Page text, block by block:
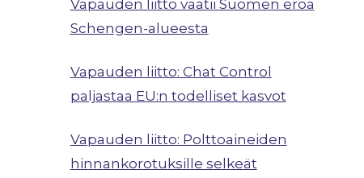
Vapauden liitto vaatii Suomen eroa
Schengen-alueesta
Vapauden liitto: Chat Control
paljastaa EU:n todelliset kasvot
Vapauden liitto: Polttoaineiden
hinnankorotuksille selkeät